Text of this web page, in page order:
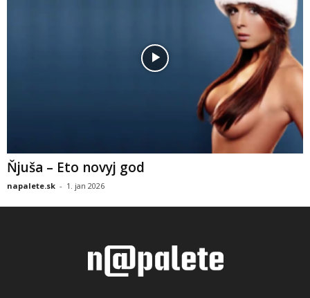
Ňjuša – Eto novyj god
napalete.sk - 1. jan 2026